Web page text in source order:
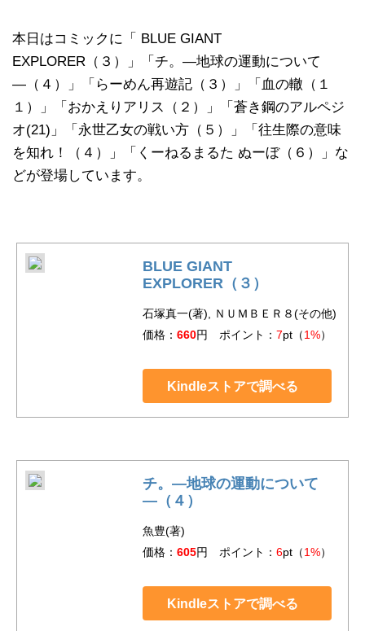
本日はコミックに「 BLUE GIANT
EXPLORER（３）」「チ。―地球の運動について
―（４）」「らーめん再遊記（３）」「血の轍（１
１）」「おかえりアリス（２）」「蒼き鋼のアルペジ
オ(21)」「永世乙女の戦い方（５）」「往生際の意味
を知れ！（４）」「くーねるまるた ぬーぼ（６）」な
どが登場しています。
BLUE GIANT
EXPLORER（３）
石塚真一(著), ＮＵＭＢＥＲ８(その他)
価格： 660円 ポイント： 7pt（1%）
Kindleストアで調べる
チ。―地球の運動について
―（４）
魚豊(著)
価格： 605円 ポイント： 6pt（1%）
Kindleストアで調べる